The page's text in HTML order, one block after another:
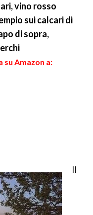
vino rosso
sui calcari di
di sopra,
Amazon a:
Il